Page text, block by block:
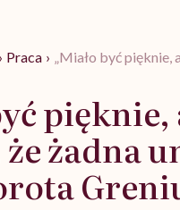
› Praca › „Miało być pięknie,
że żadna